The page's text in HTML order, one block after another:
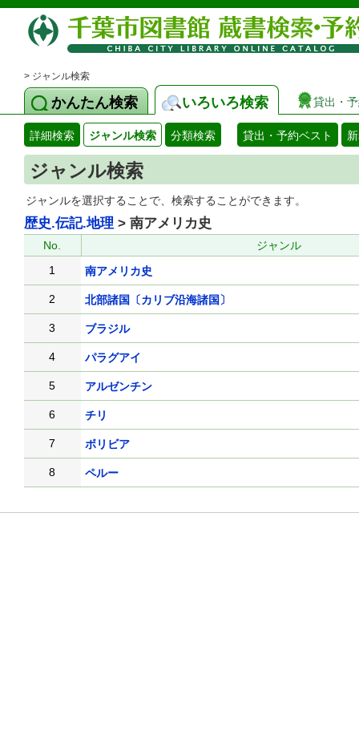
> ジャンル検索
かんたん検索 いろいろ検索 貸出・
詳細検索 ジャンル検索 分類検索 貸出・予約ベスト
ジャンル検索
ジャンルを選択することで、検索することができます。
歴史.伝記.地理 > 南アメリカ史
No.
ジャンル
1
南アメリカ史
2 北部諸国〔カリブ沿海諸国〕
3 ブラジル
4 パラグアイ
5 アルゼンチン
6 チリ
7 ボリビア
8 ペルー